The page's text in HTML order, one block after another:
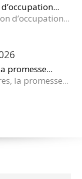
d’occupation...
promesse...
la promesse...